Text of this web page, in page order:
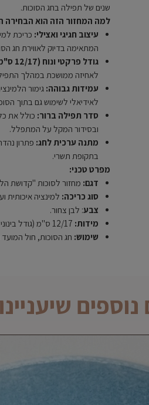
שנים של תפילה בחג הסוכות.
למה המחזור הזה הוא הבחירה
עיצוב חגיגי ואצילי: כריכת
המתאימה בדיוק לאווירת חג
גודל פרקטי ונוח (12/17 ס"מ):
לאחיזה ממושכת במהלך
עמידות גבוהה: גימור
לאידיאלי לשימוש גם בתוך
סדר תפילה ברור: כולל את
ובסידור המקל על המתפלל.
מתנה ערכית לחג: פתרון
בתקופת תשרי.
מפרט טכני:
דגם: מחזור לסוכות "קדושת
סוג כריכה: למינציה איכותית
צבע: לבן צחור.
מידות:
שימוש: חג הסוכות, חול